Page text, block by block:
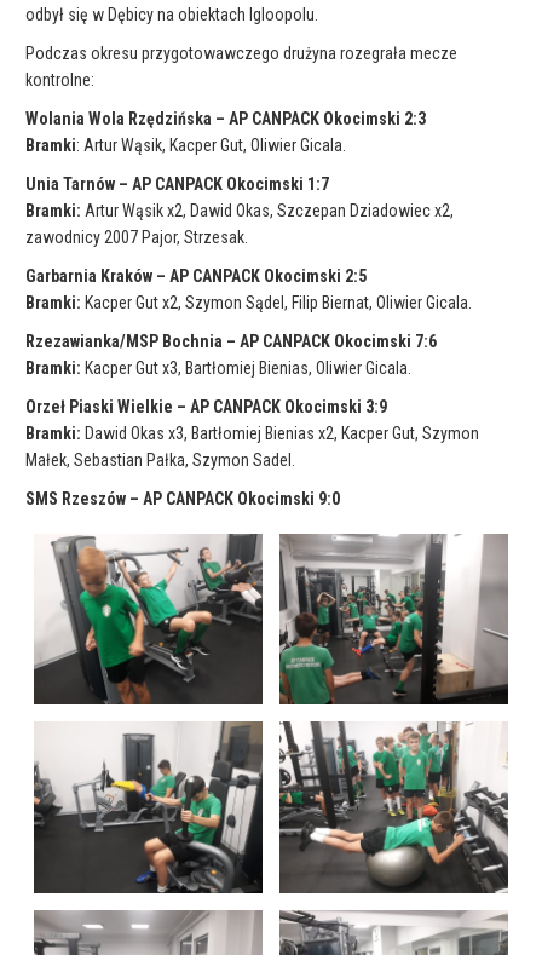
odbył się w Dębicy na obiektach Igloopolu.
Podczas okresu przygotowawczego drużyna rozegrała mecze
kontrolne:
Wolania Wola Rzędzińska – AP CANPACK Okocimski 2:3
Bramki: Artur Wąsik, Kacper Gut, Oliwier Gicala.
Unia Tarnów – AP CANPACK Okocimski 1:7
Bramki: Artur Wąsik x2, Dawid Okas, Szczepan Dziadowiec x2,
zawodnicy 2007 Pajor, Strzesak.
Garbarnia Kraków – AP CANPACK Okocimski 2:5
Bramki: Kacper Gut x2, Szymon Sądel, Filip Biernat, Oliwier Gicala.
Rzezawianka/MSP Bochnia – AP CANPACK Okocimski 7:6
Bramki: Kacper Gut x3, Bartłomiej Bienias, Oliwier Gicala.
Orzeł Piaski Wielkie – AP CANPACK Okocimski 3:9
Bramki: Dawid Okas x3, Bartłomiej Bienias x2, Kacper Gut, Szymon
Małek, Sebastian Pałka, Szymon Sadel.
SMS Rzeszów – AP CANPACK Okocimski 9:0